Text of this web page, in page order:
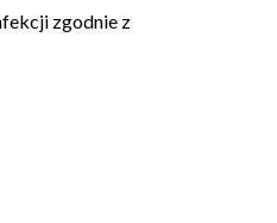
zgodnie z